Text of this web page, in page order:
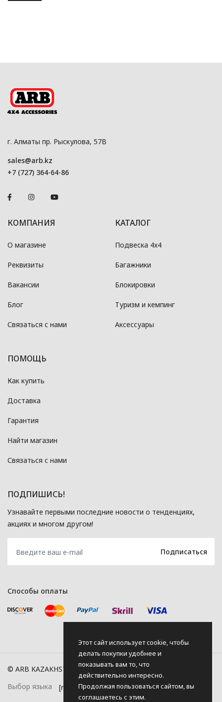
г. Алматы пр. Рыскулова, 57В
sales@arb.kz
+7 (727) 364-64-86
КОМПАНИЯ
О магазине
Реквизиты
Вакансии
Блог
Связаться с нами
КАТАЛОГ
Подвеска 4x4
Багажники
Блокировки
Туризм и кемпинг
Аксессуары
ПОМОЩЬ
Как купить
Доставка
Гарантия
Найти магазин
Связаться с нами
ПОДПИШИСЬ!
Узнавайте первыми последние новости о тенденциях,
акциях и многом другом!
Способы оплаты
© ARB KAZAKHSTAN, 2026
Выбор языка
Этот сайт использует cookie, чтобы
делать покупки удобнее и
показывать вам то, что
действительно интересно.
Продолжая пользоваться сайтом, вы
соглашаетесь с этим.